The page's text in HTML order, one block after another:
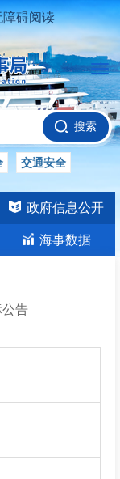
障碍阅读
搜索
交通安全
长江
政府信息公开
海事数据
公告